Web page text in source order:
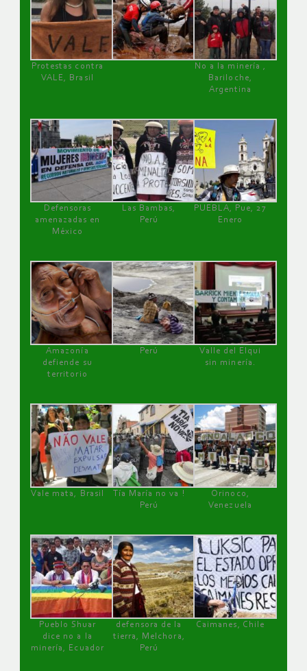
Protestas contra
VALE, Brasil
No a la minería ,
Bariloche,
Argentina
Defensoras
amenazadas en
México
Las Bambas,
Perú
PUEBLA, Pue, 27
Enero
Amazonía
defiende su
territorio
Perú
Valle del Elqui
sin minería.
Vale mata, Brasil
Tía María no va !
Perú
Orinoco,
Venezuela
Pueblo Shuar
dice no a la
minería, Ecuador
defensora de la
tierra, Melchora,
Perú
Caimanes, Chile